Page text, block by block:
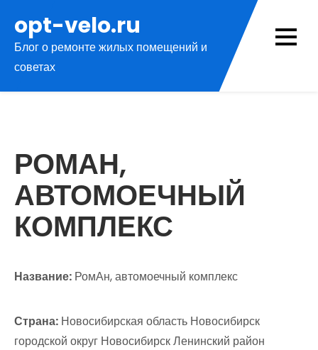
содержимому
opt-velo.ru
Блог о ремонте жилых помещений и
советах
РОМАН,
АВТОМОЕЧНЫЙ
КОМПЛЕКС
Название: РомАн, автомоечный комплекс
Страна: Новосибирская область Новосибирск
городской округ Новосибирск Ленинский район